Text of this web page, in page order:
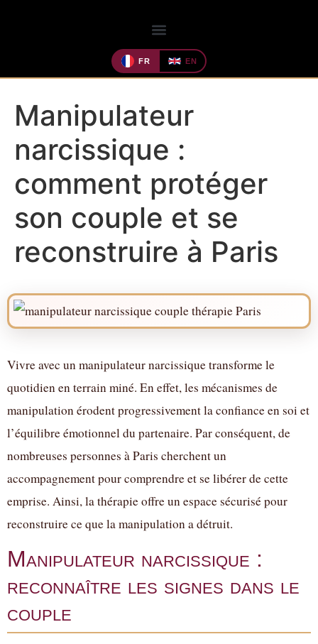
FR EN
Manipulateur
narcissique :
comment protéger
son couple et se
reconstruire à Paris
Vivre avec un manipulateur narcissique transforme le
quotidien en terrain miné. En effet, les mécanismes de
manipulation érodent progressivement la confiance en soi et
l’équilibre émotionnel du partenaire. Par conséquent, de
nombreuses personnes à Paris cherchent un
accompagnement pour comprendre et se libérer de cette
emprise. Ainsi, la thérapie offre un espace sécurisé pour
reconstruire ce que la manipulation a détruit.
Manipulateur narcissique :
reconnaître les signes dans le
couple